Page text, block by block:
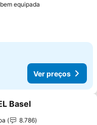
equipada
Ver preços
aos favoritos
Basel
8.786